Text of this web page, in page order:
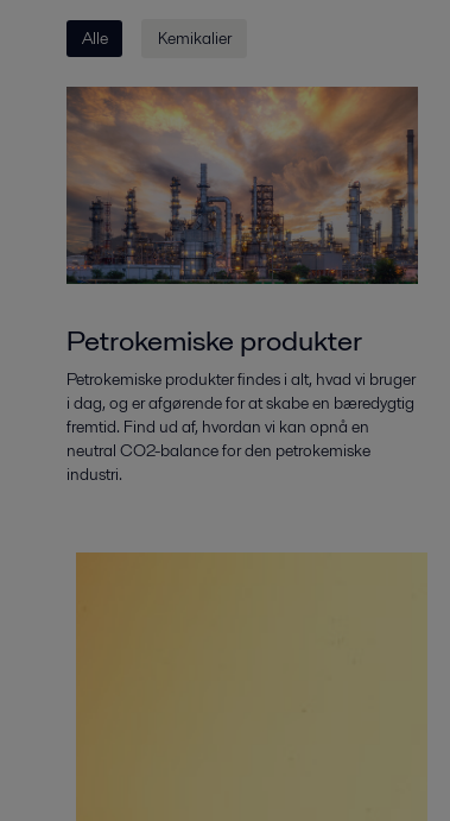
Alle Kemikalier
Petrokemiske produkter
Petrokemiske produkter findes i alt, hvad vi bruger
i dag, og er afgørende for at skabe en bæredygtig
fremtid. Find ud af, hvordan vi kan opnå en
neutral CO2-balance for den petrokemiske
industri.